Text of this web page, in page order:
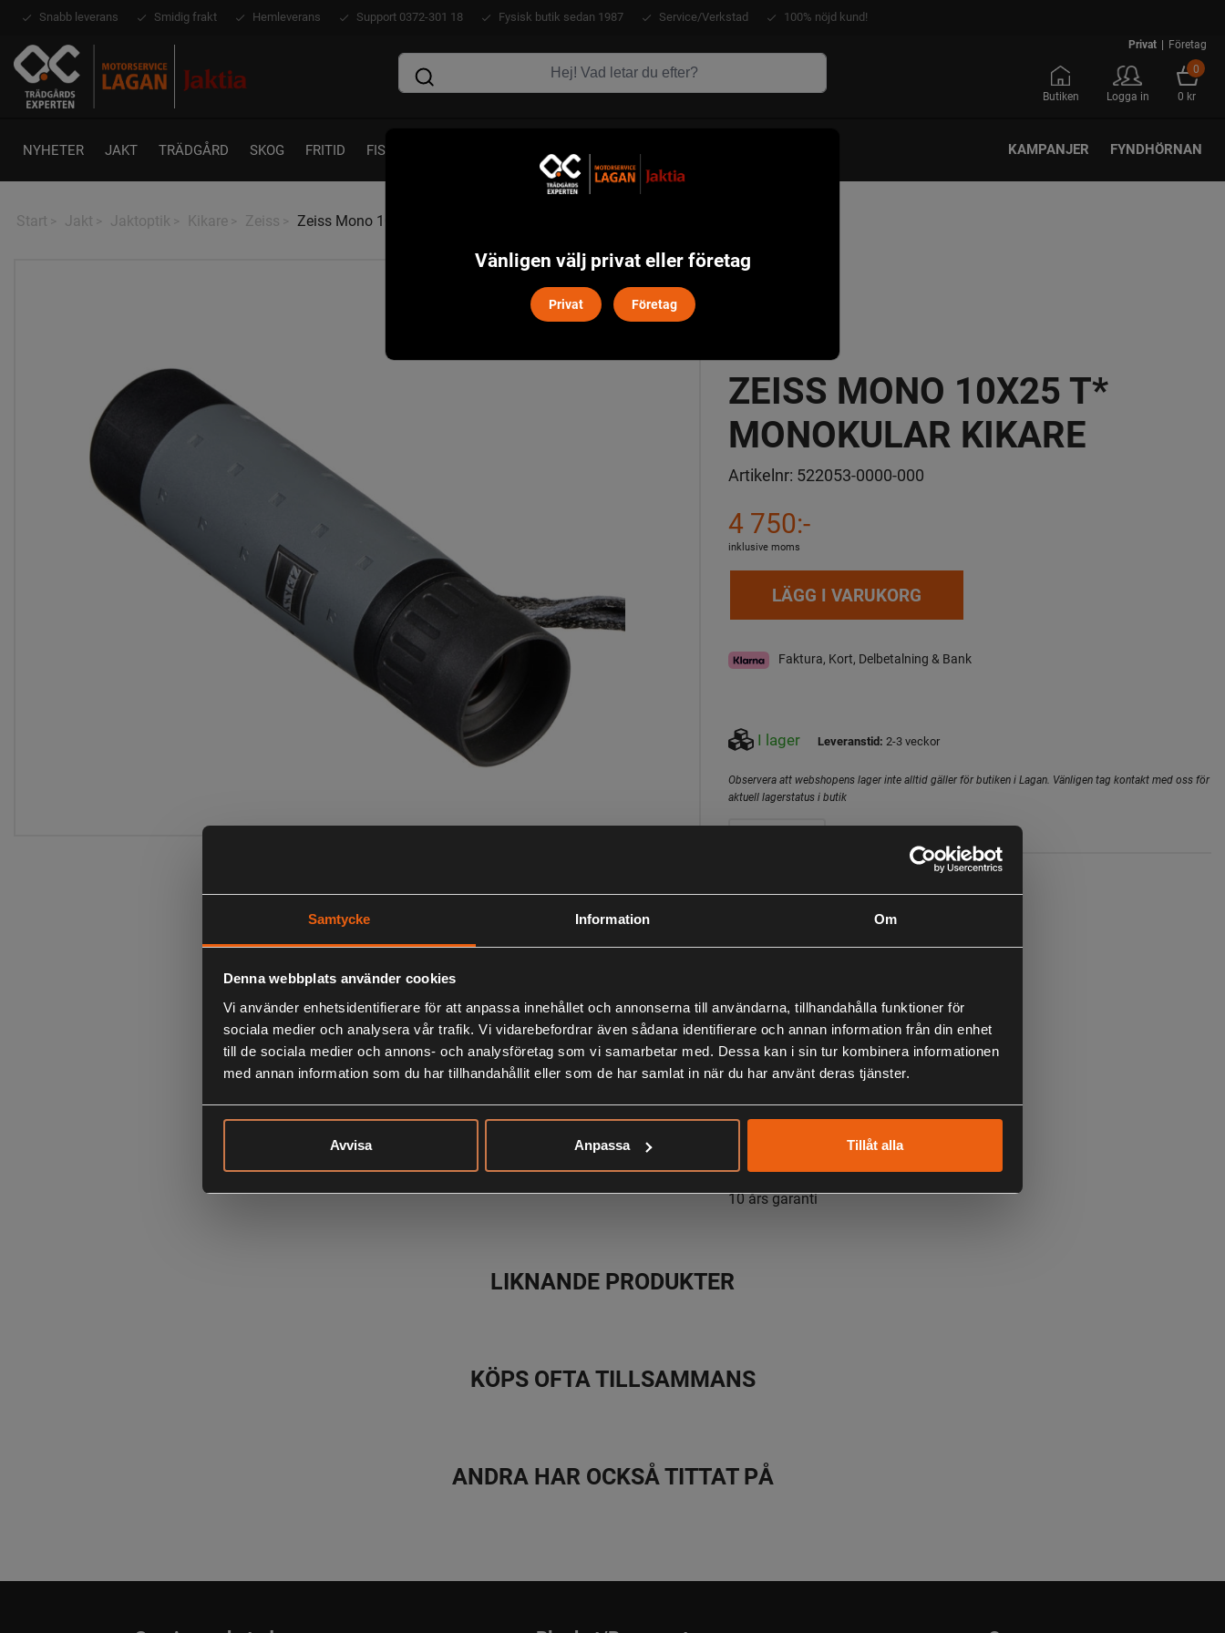
Samtycke Information Om
Denna webbplats använder cookies
Vi använder enhetsidentifierare för att anpassa innehållet och annonserna till användarna, tillhandahålla funktioner för
sociala medier och analysera vår trafik. Vi vidarebefordrar även sådana identifierare och annan information från din enhet
till de sociala medier och annons- och analysföretag som vi samarbetar med. Dessa kan i sin tur kombinera informationen
med annan information som du har tillhandahållit eller som de har samlat in när du har använt deras tjänster.
Avvisa Anpassa Tillåt alla
Snabb leverans Smidig frakt Hemleverans Support 0372-301 18 Fysisk butik sedan 1987 Service/Verkstad 100% nöjd kund!
Privat | Företag
Butiken Logga in
0
0 kr
NYHETER JAKT TRÄDGÅRD SKOG FRITID FISKE KAMPANJER FYNDHÖRNAN
Start > Jakt > Jaktoptik > Kikare > Zeiss > Zeiss Mono 10x25 T* Monokular Kikare
ZEISS MONO 10X25 T*
MONOKULAR KIKARE
Artikelnr: 522053-0000-000
4 750:-
inklusive moms
LÄGG I VARUKORG
Faktura, Kort, Delbetalning & Bank
I lager Leveranstid: 2-3 veckor
Observera att webshopens lager inte alltid gäller för butiken i Lagan. Vänligen tag kontakt med oss för
aktuell lagerstatus i butik
- Ögonmussla i gummi
- Fokuserbart objektiv
- T* ytbehandling av linser
Medföljer:
Rem
10 års garanti
LIKNANDE PRODUKTER
KÖPS OFTA TILLSAMMANS
ANDRA HAR OCKSÅ TITTAT PÅ
Vänligen välj privat eller företag
Privat Företag